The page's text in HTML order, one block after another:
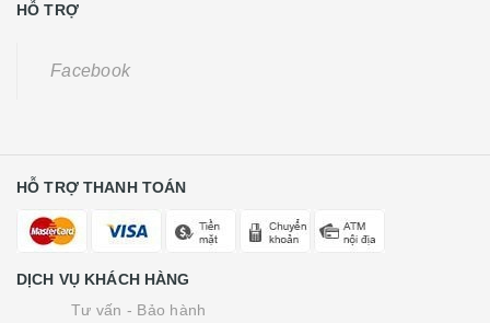
HỖ TRỢ
Facebook
HỖ TRỢ THANH TOÁN
DỊCH VỤ KHÁCH HÀNG
Tư vấn - Bảo hành